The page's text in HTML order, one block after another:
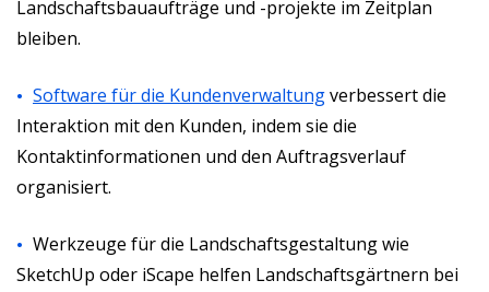
Landschaftsbauaufträge und -projekte im Zeitplan
bleiben.
Software für die Kundenverwaltungverbessert die
Interaktion mit den Kunden, indem sie die
Kontaktinformationen und den Auftragsverlauf
organisiert.
Werkzeuge für die Landschaftsgestaltung wie
SketchUp oder iScape helfen Landschaftsgärtnern bei